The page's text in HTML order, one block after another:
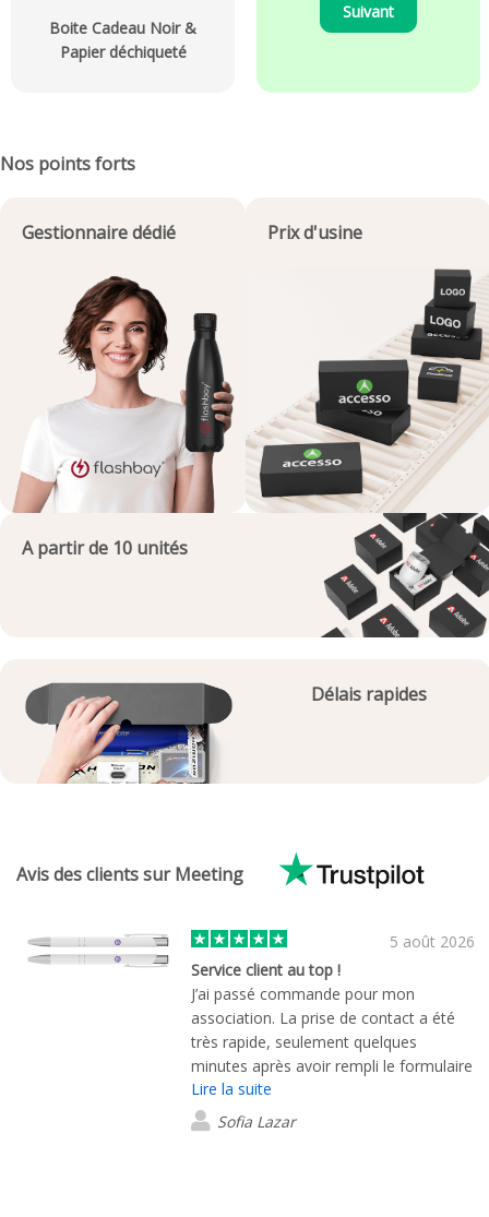
Boite Cadeau Noir &
Papier déchiqueté
Suivant
Nos points forts
Gestionnaire dédié Prix d'usine
A partir de 10 unités
Délais rapides
Avis des clients sur Meeting
5 août 2026
Service client au top !
J’ai passé commande pour mon
association. La prise de contact a été
très rapide, seulement quelques
minutes après avoir rempli le formulaire
de demande. Ma demande a été prise
en charge par Thomas Lohmuller. Dès
le premier échange, il a été très à
Lire la suite
Sofia Lazar